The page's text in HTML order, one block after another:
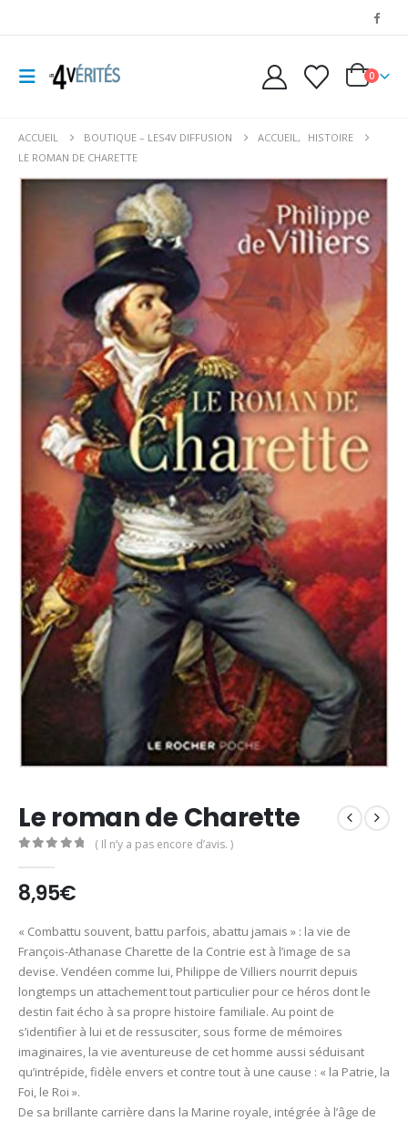
0
ACCUEIL BOUTIQUE – LES4V DIFFUSION ACCUEIL,
HISTOIRE
LE ROMAN DE CHARETTE
Le roman de Charette
( Il n’y a pas encore d’avis. )
8,95€
« Combattu souvent, battu parfois, abattu jamais » : la vie de
François-Athanase Charette de la Contrie est à l’image de sa
devise. Vendéen comme lui, Philippe de Villiers nourrit depuis
longtemps un attachement tout particulier pour ce héros dont le
destin fait écho à sa propre histoire familiale. Au point de
s’identifier à lui et de ressusciter, sous forme de mémoires
imaginaires, la vie aventureuse de cet homme aussi séduisant
qu’intrépide, fidèle envers et contre tout à une cause : « la Patrie, la
Foi, le Roi ».
De sa brillante carrière dans la Marine royale, intégrée à l’âge de